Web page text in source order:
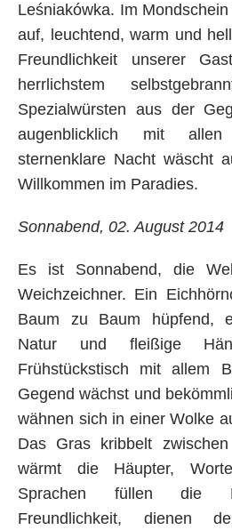
Leśniakówka. Im
auf, leuchtend, warm und
Freundlichkeit unserer
herrlichstem
Spezialwürsten aus der
augenblicklich mit
sternenklare Nacht wäscht
Willkommen im Paradies.
Sonnabend, 02. August 2014
Es ist Sonnabend, die
Weichzeichner. Ein
Baum zu Baum hüpfend,
Natur und fleißige
Frühstückstisch mit allem
Gegend wächst und
wähnen sich in einer Wolke
Das Gras kribbelt
wärmt die Häupter,
Sprachen füllen die
Freundlichkeit, dienen